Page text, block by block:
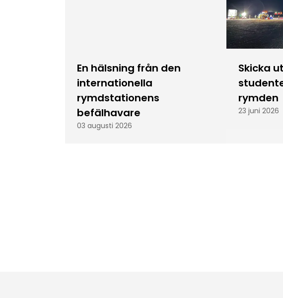
En hälsning från den
internationella
rymdstationens
befälhavare
03 augusti 2026
Skicka
rymden
23 juni 2026